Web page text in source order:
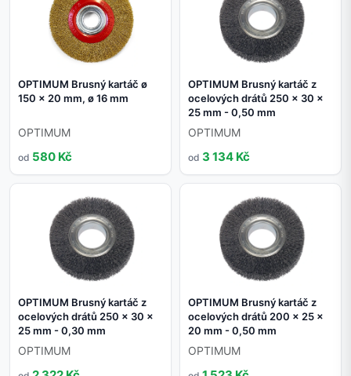
OPTIMUM Brusný kartáč ø
150 x 20 mm, ø 16 mm
OPTIMUM
od 580 Kč
OPTIMUM Brusný kartáč z
ocelových drátů 250 x 30 x
25 mm - 0,50 mm
OPTIMUM
od 3 134 Kč
OPTIMUM Brusný kartáč z
ocelových drátů 250 x 30 x
25 mm - 0,30 mm
OPTIMUM
OPTIMUM Brusný kartáč z
ocelových drátů 200 x 25 x
20 mm - 0,50 mm
OPTIMUM